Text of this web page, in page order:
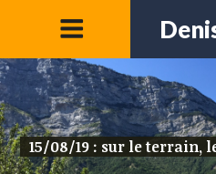
15/08/19 : sur le terrain,